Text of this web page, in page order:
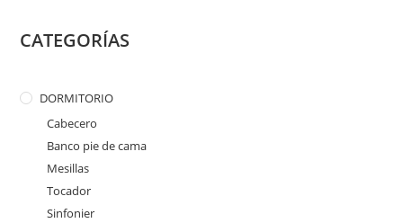
CATEGORÍAS
DORMITORIO
Cabecero
Banco pie de cama
Mesillas
Tocador
Sinfonier